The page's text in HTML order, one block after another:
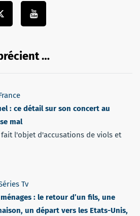
…
: ce détail sur son concert au
mal
l'objet d'accusations de viols et
Tv
: le retour d’un fils, une
un départ vers les Etats-Unis,